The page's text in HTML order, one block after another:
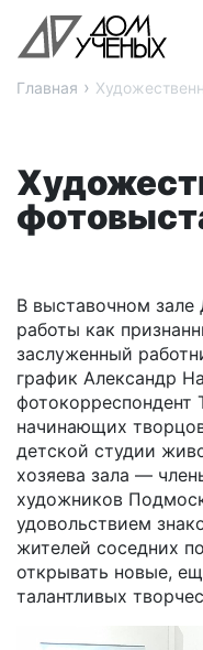
Главная ›
В выставочном
работы как
заслуженный
график Александр
начинающих
детской студии
хозяева зала —
художников
удовольствием
жителей соседних
открывать новые,
талантливых